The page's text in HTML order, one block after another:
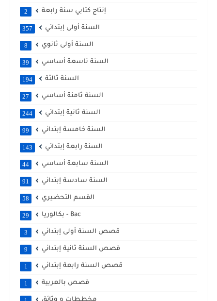
إنتاج كتابي سنة رابعة 2
السنة أولى إبتدائي 357
السنة أولى ثانوي 8
السنة تاسعة أساسي 39
السنة ثالثة 194
السنة ثامنة أساسي 27
السنة ثانية إبتدائي 244
السنة خامسة إبتدائي 99
السنة رابعة إبتدائي 143
السنة سابعة أساسي 44
السنة سادسة إبتدائي 91
القسم التحضيري 58
بكالوريا - Bac 29
قصص السنة أولى إبتدائي 3
قصص السنة ثانية إبتدائي 9
قصص السنة رابعة إبتدائي 1
قصص بالعربية 1